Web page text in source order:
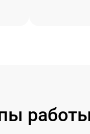
работы